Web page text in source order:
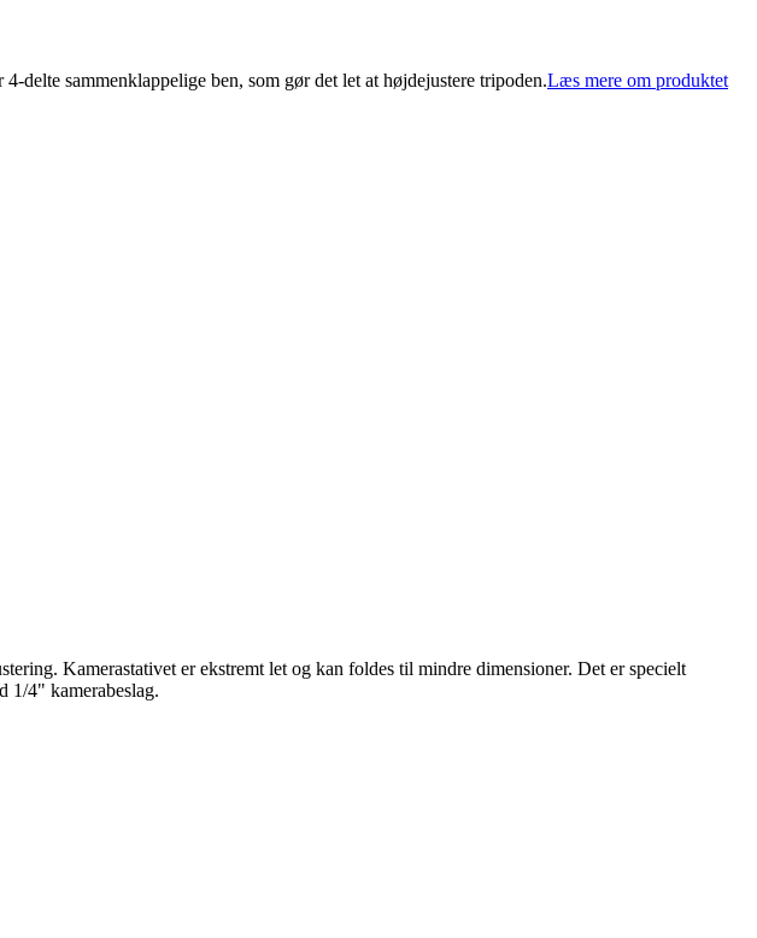
sammenklappelige ben, som gør det let at højdejustere tripoden.Læs mere om produktet
Kamerastativet er ekstremt let og kan foldes til mindre dimensioner. Det er specielt
1/4" kamerabeslag.